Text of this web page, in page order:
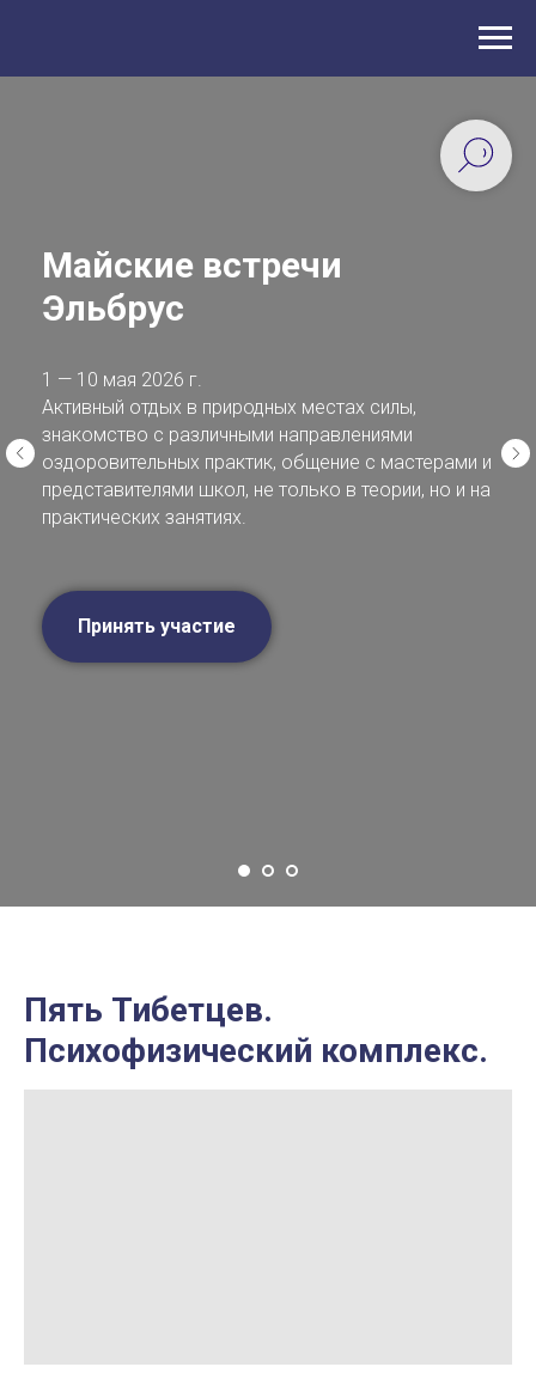
Майские встречи
Эльбрус
1 — 10 мая 2026 г.
Активный отдых в природных местах силы,
знакомство с различными направлениями
оздоровительных практик, общение с мастерами и
представителями школ, не только в теории, но и на
практических занятиях.
Принять участие
Пять Тибетцев.
Психофизический комплекс.